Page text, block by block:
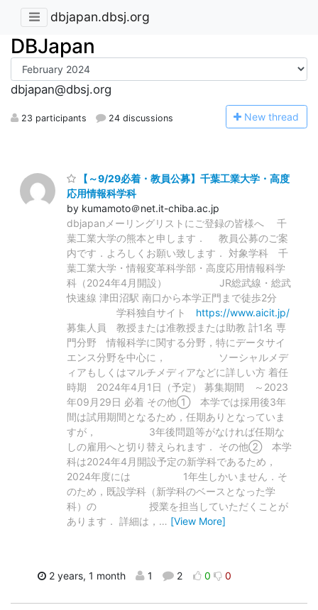
dbjapan.dbsj.org
DBJapan
dbjapan@dbsj.org
23 participants 24 discussions New thread
【～9/29必着・教員公募】千葉工業大学・高度
応用情報科学科
by kumamoto＠net.it-chiba.ac.jp
dbjapanメーリングリストにご登録の皆様へ 千
葉工業大学の熊本と申します． 教員公募のご案
内です．よろしくお願い致します． 対象学科 千
葉⼯業⼤学・情報変⾰科学部・高度応用情報科学
科（2024年4月開設） JR総武線・総武
快速線 津田沼駅 南口から本学正門まで徒歩2分
学科独自サイト https://www.aicit.jp/
募集⼈員 教授または准教授または助教 計1名 専
⾨分野 情報科学に関する分野，特にデータサイ
エンス分野を中心に， ソーシャルメデ
ィアもしくはマルチメディアなどに詳しい方 着任
時期 2024年4⽉1⽇（予定） 募集期間 ～2023
年09月29日 必着 その他① 本学では採用後3年
間は試用期間となるため，任期ありとなっていま
すが， 3年後問題等がなければ任期な
しの雇用へと切り替えられます． その他② 本学
科は2024年4月開設予定の新学科であるため，
2024年度には 1年生しかいません．そ
のため，既設学科（新学科のベースとなった学
科）の 授業を担当していただくことが
あります． 詳細は， … [View More]
2 years, 1 month 1 2 0 0